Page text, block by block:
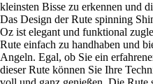
kleinsten Bisse zu erkennen und
Das Design der Rute spinning
Oz ist elegant und funktional
Rute einfach zu handhaben und
Angeln. Egal, ob Sie ein
dieser Rute können Sie Ihre